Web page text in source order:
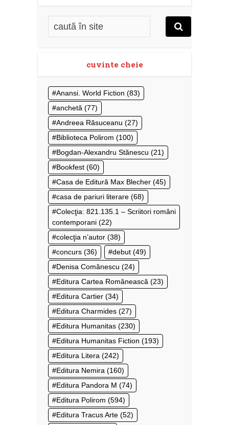
cuvinte cheie
Anansi. World Fiction (83)
anchetă (77)
Andreea Răsuceanu (27)
Biblioteca Polirom (100)
Bogdan-Alexandru Stănescu (21)
Bookfest (60)
Casa de Editură Max Blecher (45)
casa de pariuri literare (68)
Colecţia: 821.135.1 – Scriitori români
contemporani (22)
colecţia n’autor (38)
concurs (36) debut (49)
Denisa Comănescu (24)
Editura Cartea Românească (23)
Editura Cartier (34)
Editura Charmides (27)
Editura Humanitas (230)
Editura Humanitas Fiction (193)
Editura Litera (242)
Editura Nemira (160)
Editura Pandora M (74)
Editura Polirom (594)
Editura Tracus Arte (52)